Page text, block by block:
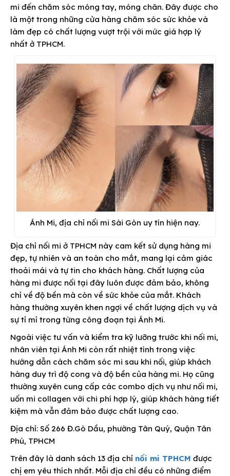
mi đến chăm sóc móng tay, móng chân. Đây được cho
là một trong những cửa hàng chăm sóc sức khỏe và
làm đẹp có chất lượng vượt trội với mức giá hợp lý
nhất ở TPHCM.
Ánh Mi, địa chỉ nối mi Sài Gòn uy tín hiện nay.
Địa chỉ nối mi ở TPHCM này cam kết sử dụng hàng mi
đẹp, tự nhiên và an toàn cho mắt, mang lại cảm giác
thoải mái và tự tin cho khách hàng. Chất lượng của
hàng mi được nối tại đây luôn được đảm bảo, không
chỉ về độ bền mà còn về sức khỏe của mắt. Khách
hàng thường xuyên khen ngợi về chất lượng dịch vụ và
sự tỉ mỉ trong từng công đoạn tại Ánh Mi.
Ngoài việc tư vấn và kiểm tra kỹ lưỡng trước khi nối mi,
nhân viên tại Ánh Mi còn rất nhiệt tình trong việc
hướng dẫn cách chăm sóc mi sau khi nối, giúp khách
hàng duy trì độ cong và độ bền của hàng mi. Họ cũng
thường xuyên cung cấp các combo dịch vụ như nối mi,
uốn mi collagen với chi phí hợp lý, giúp khách hàng tiết
kiệm mà vẫn đảm bảo được chất lượng cao.
Địa chỉ: Số 266 Đ.Gò Dầu, phường Tân Quý, Quận Tân
Phú, TPHCM
Trên đây là danh sách 13 địa chỉ nối mi TPHCM được
chị em yêu thích nhất. Mỗi địa chỉ đều có những điểm